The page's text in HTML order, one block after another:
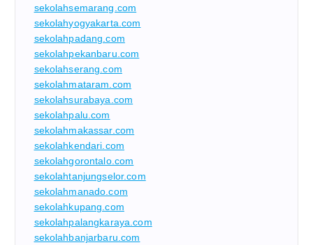
sekolahsemarang.com
sekolahyogyakarta.com
sekolahpadang.com
sekolahpekanbaru.com
sekolahserang.com
sekolahmataram.com
sekolahsurabaya.com
sekolahpalu.com
sekolahmakassar.com
sekolahkendari.com
sekolahgorontalo.com
sekolahtanjungselor.com
sekolahmanado.com
sekolahkupang.com
sekolahpalangkaraya.com
sekolahbanjarbaru.com